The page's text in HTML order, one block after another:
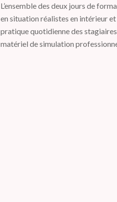
L’ensemble des deux jours de
en situation réalistes en intérieur
pratique quotidienne des
matériel de simulation